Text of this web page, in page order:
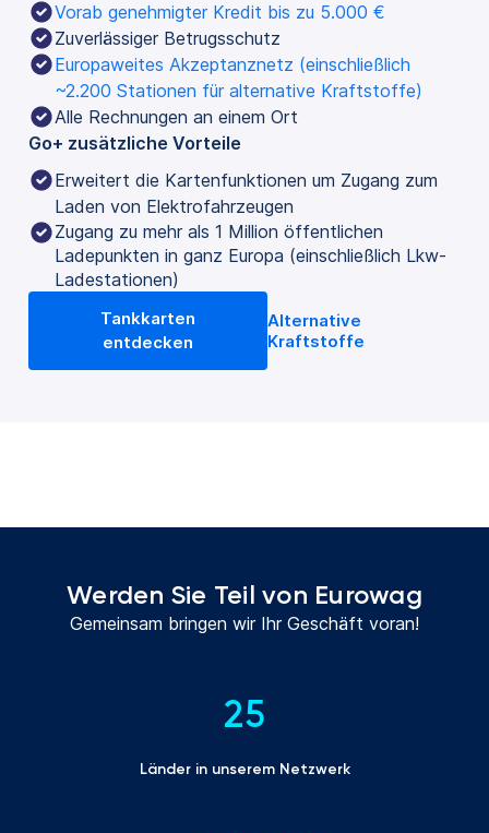
Vorab genehmigter Kredit bis zu 5.000 €
Zuverlässiger Betrugsschutz
Europaweites Akzeptanznetz (einschließlich
~2.200 Stationen für alternative Kraftstoffe)
Alle Rechnungen an einem Ort
Go+ zusätzliche Vorteile
Erweitert die Kartenfunktionen um Zugang zum
Laden von Elektrofahrzeugen
Zugang zu mehr als 1 Million öffentlichen
Ladepunkten in ganz Europa (einschließlich Lkw-
Ladestationen)
Tankkarten
entdecken
Alternative
Kraftstoffe
Werden Sie Teil von Eurowag
Gemeinsam bringen wir Ihr Geschäft voran!
25
Länder in unserem Netzwerk